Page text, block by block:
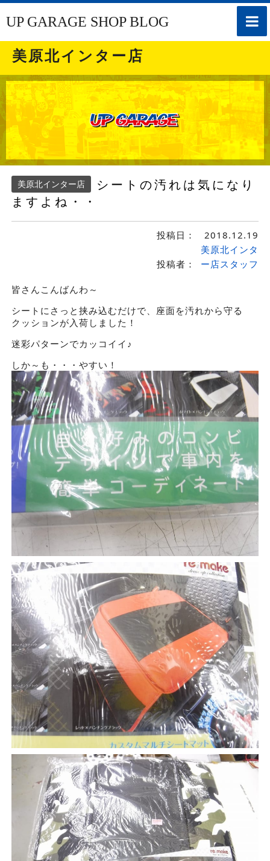
toggle
UP GARAGE SHOP BLOG
美原北インター店
美原北インター店
シートの汚れは気になり
ますよね・・
投稿日： 2018.12.19
投稿者：
美原北インタ
ー店スタッフ
皆さんこんばんわ～
シートにさっと挟み込むだけで、座面を汚れから守る
クッションが入荷しました！
迷彩パターンでカッコイイ♪
しか～も・・・やすい！